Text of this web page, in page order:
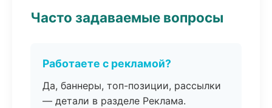
Часто задаваемые вопросы
Работаете с рекламой?
Да, баннеры, топ-позиции, рассылки
— детали в разделе Реклама.